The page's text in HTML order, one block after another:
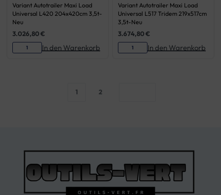
Variant Autotrailer Maxi Load
Universal L420 204x420cm 3,5t-
Neu
3.026,80€
In den Warenkorb
Variant Autotrailer Maxi Load
Universal L517 Tridem 219x517cm
3,5t-Neu
3.674,80€
In den Warenkorb
1 2